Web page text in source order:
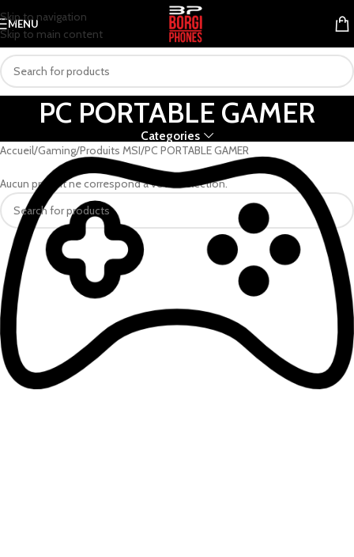
Skip to navigation
Skip to main content
MENU
PC PORTABLE GAMER
Categories
Accueil Gaming Produits MSI PC PORTABLE GAMER
Aucun produit ne correspond à votre sélection.